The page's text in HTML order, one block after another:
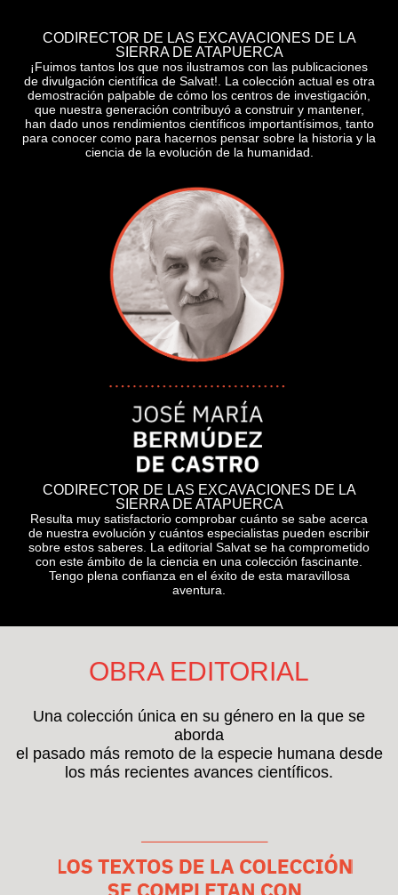
CODIRECTOR DE LAS EXCAVACIONES DE LA
SIERRA DE ATAPUERCA
¡Fuimos tantos los que nos ilustramos con las publicaciones
de divulgación científica de Salvat!. La colección actual es otra
demostración palpable de cómo los centros de investigación,
que nuestra generación contribuyó a construir y mantener,
han dado unos rendimientos científicos importantísimos, tanto
para conocer como para hacernos pensar sobre la historia y la
ciencia de la evolución de la humanidad.
CODIRECTOR DE LAS EXCAVACIONES DE LA
SIERRA DE ATAPUERCA
Resulta muy satisfactorio comprobar cuánto se sabe acerca
de nuestra evolución y cuántos especialistas pueden escribir
sobre estos saberes. La editorial Salvat se ha comprometido
con este ámbito de la ciencia en una colección fascinante.
Tengo plena confianza en el éxito de esta maravillosa
aventura.
OBRA EDITORIAL
Una colección única en su género en la que se
aborda
el pasado más remoto de la especie humana desde
los más recientes avances científicos.